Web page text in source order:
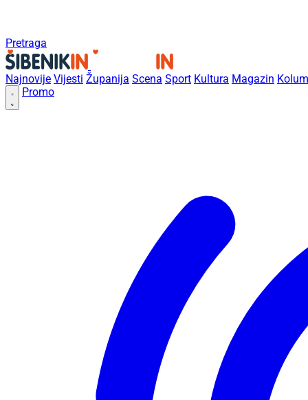
Pretraga
Najnovije Vijesti Županija Scena Sport Kultura Magazin
Promo